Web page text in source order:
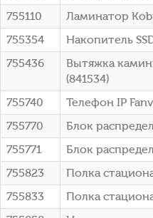
755110
Ламинатор
755354
Накопитель
755436
Вытяжка
(841534)
755740
Телефон IP
755770
Блок
755771
Блок
755823
Полка
755833
Полка